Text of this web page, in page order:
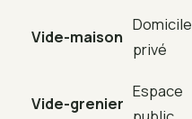
Vide-maison
Domicile
privé
Vide-grenier
Espace